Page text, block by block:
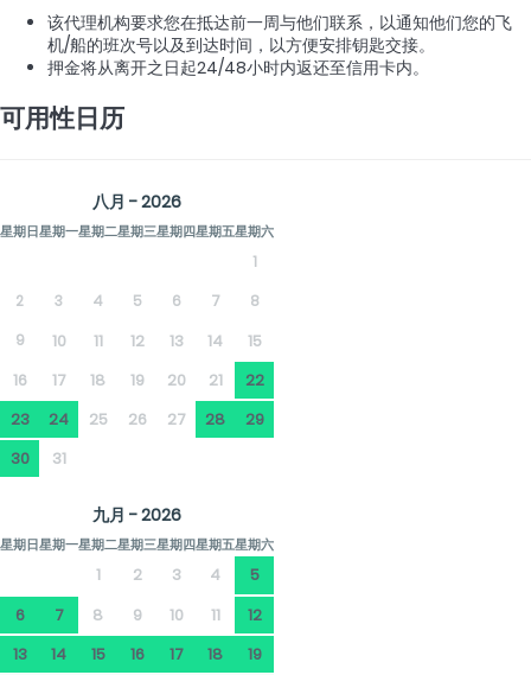
该代理机构要求您在抵达前一周与他们联系，以通知他们您的飞
机/船的班次号以及到达时间，以方便安排钥匙交接。
押金将从离开之日起24/48小时内返还至信用卡内。
可用性日历
八月 - 2026
星期日星期一星期二星期三星期四星期五星期六
1
2
3 4 5 6 7
8
9
10 11 12 13 14
15
16
17 18 19 20 21
22
23
24 25 26 27 28
29
30
31
九月 - 2026
星期日星期一星期二星期三星期四星期五星期六
1 2 3 4
5
6
7 8 9 10 11
12
13
14 15 16 17 18
19